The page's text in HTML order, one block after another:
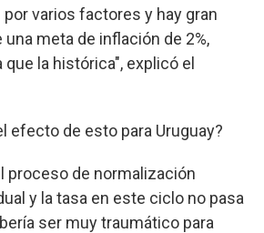
varios factores y hay gran
meta de inflación de 2%,
la histórica", explicó el
efecto de esto para Uruguay?
proceso de normalización
y la tasa en este ciclo no pasa
ser muy traumático para